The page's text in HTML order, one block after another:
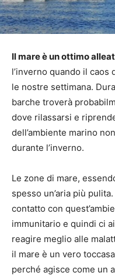
Il mare è un ottimo
l’inverno quando il
le nostre settimana.
barche troverà
dove rilassarsi e
dell’ambiente marino
durante l’inverno.
Le zone di mare,
spesso un’aria più
contatto con
immunitario e quindi ci
reagire meglio alle
il mare è un vero
perché agisce come un